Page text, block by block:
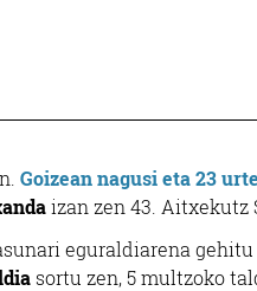
Goizean nagusi eta 23
izan zen 43. Aitxekutz
eguraldiarena
sortu zen, 5 multzoko